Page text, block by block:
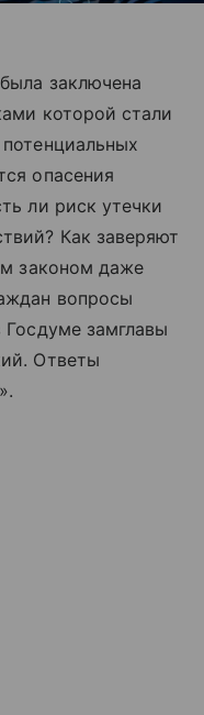
заключена
которой стали
опасения
ли риск утечки
Как заверяют
законом даже
вопросы
замглавы
Ответы